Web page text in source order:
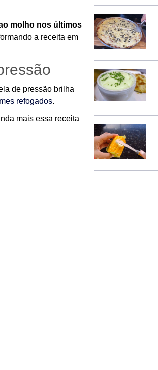
molho nos últimos
a receita em
de pressão brilha
refogados.
mais essa receita